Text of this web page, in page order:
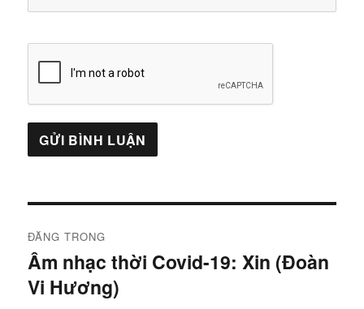
hướng
bài
ĐĂNG TRONG
Âm nhạc thời Covid-19: Xin (Đoàn
Vi Hương)